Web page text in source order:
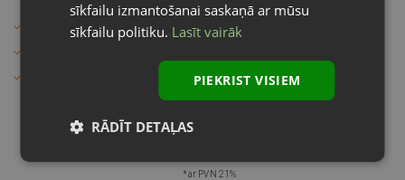
Divkanālu
Atmiņas iespējas: līdz 254 kodiem
95.
*ar PVN 21%
sīkfailu izmantošanai saskaņā ar mūsu
sīkfailu politiku. Lasīt vairāk
PIEKRIST VISIEM
RĀDĪT DETAĻAS